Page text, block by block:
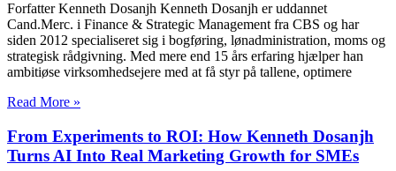
Forfatter Kenneth Dosanjh Kenneth Dosanjh er uddannet
Cand.Merc. i Finance & Strategic Management fra CBS og har
siden 2012 specialiseret sig i bogføring, lønadministration, moms og
strategisk rådgivning. Med mere end 15 års erfaring hjælper han
ambitiøse virksomhedsejere med at få styr på tallene, optimere
Read More »
From Experiments to ROI: How Kenneth Dosanjh
Turns AI Into Real Marketing Growth for SMEs